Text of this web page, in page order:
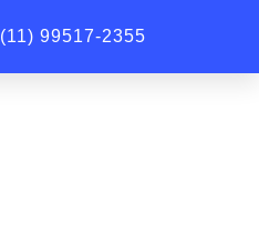
(11) 99517-2355